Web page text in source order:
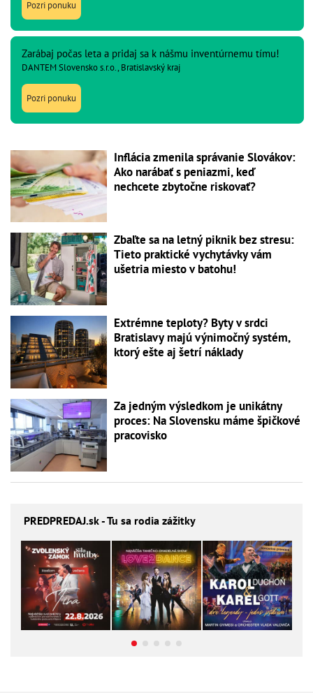
Pozri ponuku
Zarábaj počas leta a pridaj sa k nášmu inventúrnemu tímu!
DANTEM Slovensko s.r.o., Bratislavský kraj
Pozri ponuku
Inflácia zmenila správanie Slovákov:
Ako narábať s peniazmi, keď
nechcete zbytočne riskovať?
Zbaľte sa na letný piknik bez stresu:
Tieto praktické vychytávky vám
ušetria miesto v batohu!
Extrémne teploty? Byty v srdci
Bratislavy majú výnimočný systém,
ktorý ešte aj šetrí náklady
Za jedným výsledkom je unikátny
proces: Na Slovensku máme špičkové
pracovisko
PREDPREDAJ.sk - Tu sa rodia zážitky